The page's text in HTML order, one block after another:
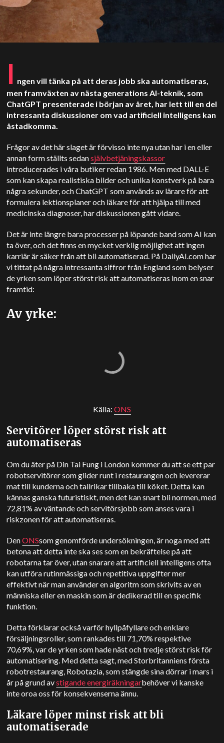
I ngen vill tänka på att deras jobb ska automatiseras,
men framväxten av nästa generations AI-teknik, som
ChatGPT presenterade i början av året, har lett till en del
intressanta diskussioner om vad artificiell intelligens kan
åstadkomma.
Frågor av det här slaget är förvisso inte nya utan har i en eller
annan form ställts sedansjälvbetjäningskassor
introducerades i våra butiker redan 1986. Men med DALL-E
som kan skapa realistiska bilder och unika konstverk på bara
några sekunder, och ChatGPT som används av lärare för att
formulera lektionsplaner och läkare för att hjälpa till med
medicinska diagnoser, har diskussionen gått vidare.
Det är inte längre bara processer på löpande band som AI kan
ta över, och det finns en mycket verklig möjlighet att ingen
karriär är säker från att bli automatiserad. På DailyAI.com har
vi tittat på några intressanta siffror från England som belyser
de yrken som löper störst risk att automatiseras inom en snar
framtid:
Av yrke:
Källa: ONS
Servitörer löper störst risk att
automatiseras
Om du äter på Din Tai Fung i London kommer du att se ett par
robotservitörer som glider runt i restaurangen och levererar
mat till kunderna och tallrikar tillbaka till köket. Detta kan
kännas ganska futuristiskt, men det kan snart bli normen, med
72,81% av väntande och servitörsjobb som anses vara i
riskzonen för att automatiseras.
DenONSsom genomförde undersökningen, är noga med att
betona att detta inte ska ses som en bekräftelse på att
robotarna tar över, utan snarare att artificiell intelligens ofta
kan utföra rutinmässiga och repetitiva uppgifter mer
effektivt när man använder en algoritm som skrivits av en
människa eller en maskin som är dedikerad till en specifik
funktion.
Detta förklarar också varför hyllpåfyllare och enklare
försäljningsroller, som rankades till 71,70% respektive
70,69%, var de yrken som hade näst och tredje störst risk för
automatisering. Med detta sagt, med Storbritanniens första
robotrestaurang, Robotazia, som stängde sina dörrar i mars i
år på grund avstigande energiräkningarbehöver vi kanske
inte oroa oss för konsekvenserna ännu.
Läkare löper minst risk att bli
automatiserade